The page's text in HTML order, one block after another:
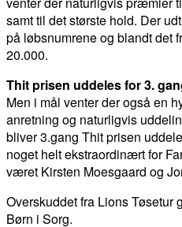
samt til det største hold. Der
på løbsnumrene og blandt det
20.000.
Thit prisen uddeles for 3.
Men i mål venter der også en
anretning og naturligvis
bliver 3.gang Thit prisen
noget helt ekstraordinært for
været Kirsten Moesgaard og
Overskuddet fra Lions Tøsetur
Børn i Sorg.